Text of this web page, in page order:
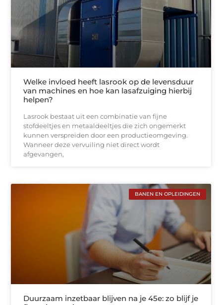
Welke invloed heeft lasrook op de levensduur
van machines en hoe kan lasafzuiging hierbij
helpen?
Lasrook bestaat uit een combinatie van fijne
stofdeeltjes en metaaldeeltjes die zich ongemerkt
kunnen verspreiden door een productieomgeving.
Wanneer deze vervuiling niet direct wordt
afgevangen,
BANEN EN OPLEIDINGEN
Duurzaam inzetbaar blijven na je 45e: zo blijf je